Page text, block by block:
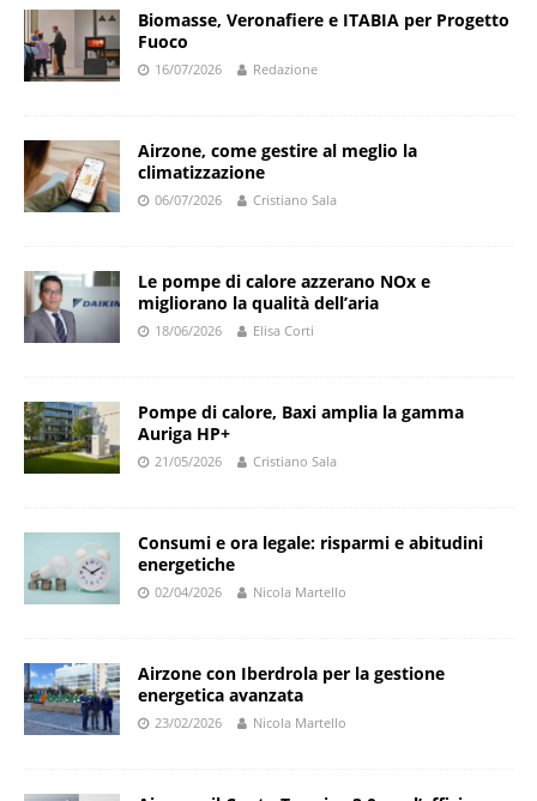
Biomasse, Veronafiere e ITABIA per Progetto
Fuoco
16/07/2026 Redazione
Airzone, come gestire al meglio la
climatizzazione
06/07/2026 Cristiano Sala
Le pompe di calore azzerano NOx e
migliorano la qualità dell’aria
18/06/2026 Elisa Corti
Pompe di calore, Baxi amplia la gamma
Auriga HP+
21/05/2026 Cristiano Sala
Consumi e ora legale: risparmi e abitudini
energetiche
02/04/2026 Nicola Martello
Airzone con Iberdrola per la gestione
energetica avanzata
23/02/2026 Nicola Martello